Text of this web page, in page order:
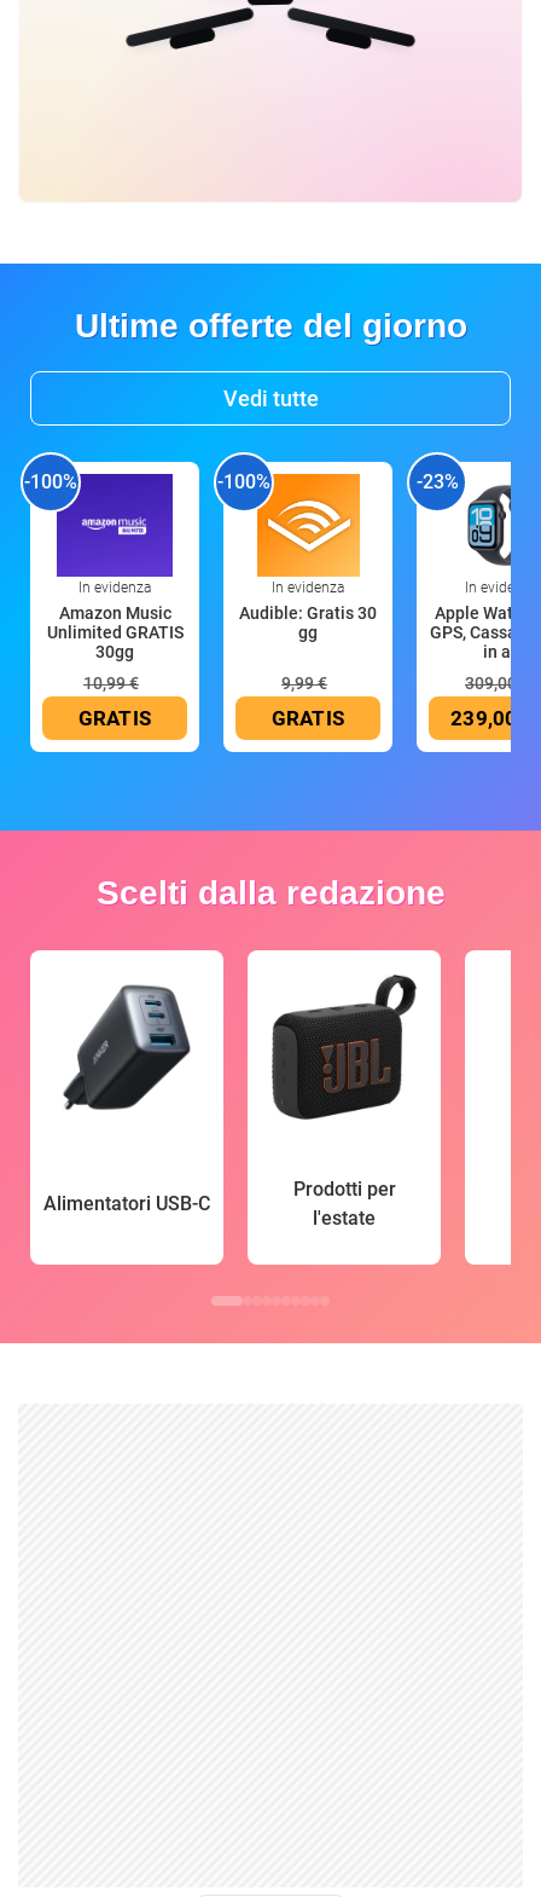
Ultime offerte del giorno
Vedi tutte
-100%
In evidenza
Amazon Music
Unlimited GRATIS
30gg
10,99 €
GRATIS
-100%
In evidenza
Audible: Gratis 30
gg
9,99 €
GRATIS
-23%
In evidenza
Apple Watch
GPS, Cassa
in all
309,00 €
239,00 €
Scelti dalla redazione
Alimentatori USB-C
Prodotti per
l'estate